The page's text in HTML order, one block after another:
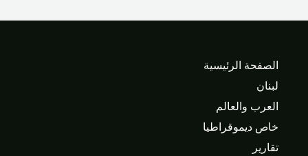
الصفحة الرئيسية
لبنان
العرب والعالم
خاص ديموقراطيا
تقارير